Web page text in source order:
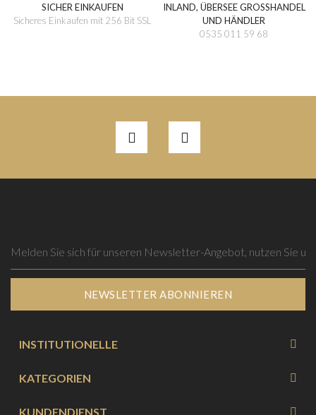
SICHER EINKAUFEN
Sicheres Einkaufen mit 256 Bit SSL
INLAND, ÜBERSEE GROSSHANDEL
UND HÄNDLER
0535 011 59 68
NEWSLETTER ABONNIEREN
INSTITUTIONELLE
KATEGORIEN
KUNDENDIENST